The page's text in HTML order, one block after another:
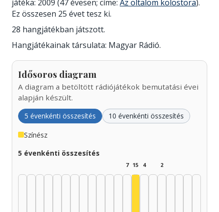
játéka: 2009 (47 évesen; címe: Az oltalom kolostora).
Ez összesen 25 évet tesz ki.
28 hangjátékban játszott.
Hangjátékainak társulata: Magyar Rádió.
Idősoros diagram
A diagram a betöltött rádiójátékok bemutatási évei
alapján készült.
5 évenkénti összesítés 10 évenkénti összesítés
Színész
5 évenkénti összesítés
7 15 4 2